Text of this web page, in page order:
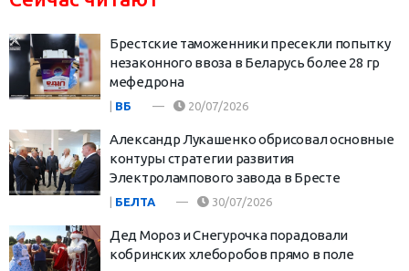
Брестские таможенники пресекли попытку
незаконного ввоза в Беларусь более 28 гр
мефедрона
ВБ 20/07/2026
Александр Лукашенко обрисовал основные
контуры стратегии развития
Электролампового завода в Бресте
БЕЛТА 30/07/2026
Дед Мороз и Снегурочка порадовали
кобринских хлеборобов прямо в поле